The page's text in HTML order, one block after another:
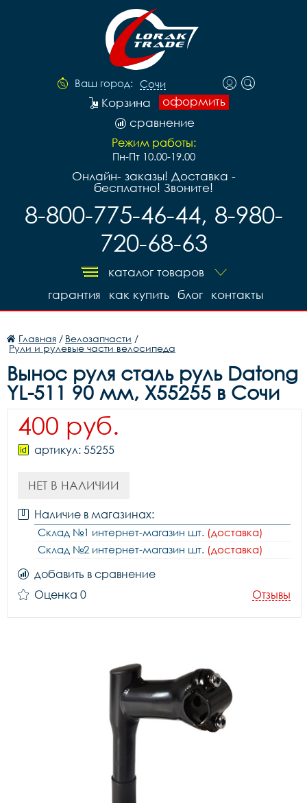
Ваш город: Сочи
оформить
Корзина
сравнение
Режим работы:
Пн-Пт 10.00-19.00
Онлайн- заказы! Доставка -
бесплатно! Звоните!
8-800-775-46-44, 8-980-
720-68-63
каталог товаров
контакты
блог
как купить
гарантия
Главная / Велозапчасти /
Рули и рулевые части велосипеда
Вынос руля сталь руль Datong
YL-511 90 мм, X55255 в Сочи
400 руб.
артикул: 55255
НЕТ В НАЛИЧИИ
Наличие в магазинах:
Склад №1 интернет-магазин шт. (доставка)
Склад №2 интернет-магазин шт. (доставка)
добавить в сравнение
Оценка 0
Отзывы